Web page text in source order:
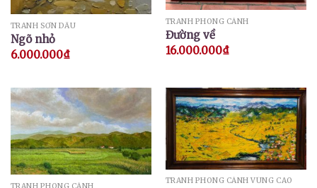
TRANH SƠN DẦU
Ngõ nhỏ
6.000.000₫
TRANH PHONG CẢNH
Đường về
16.000.000₫
TRANH PHONG CẢNH
TRANH PHONG CẢNH VÙNG CAO